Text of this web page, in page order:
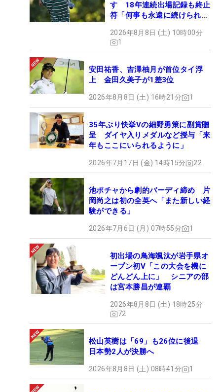
す 18年連続出場記録も終止
符「何事も永遠に続けられな
2026年8月8日 (土) 10時00分
1
安田祐香、吉澤柚月が首位タイ浮
上 金田久美子が1差3位
2026年8月8日 (土) 16時21分 1
35年ぶり快挙Vの細野勇策に副賞贈
呈 ダイヤ入りメダルなど授与「来
年もここにいられるように」
2026年7月17日 (金) 14時15分 22
池ポチャから劇的バーディ締め 片
岡尚之は初の全英へ「また新しい経
験ができる」
2026年7月6日 (月) 07時55分 1
初出場の鳥海颯汰が岩手県オ
ープン初V「この大会を機に
どんどん上に」 シニアの部
は宮本勝昌が連覇
2026年8月8日 (土) 18時25分
72
松山英樹は「69」も26位に後退
日本勢2人が決勝へ
2026年8月8日 (土) 08時41分 1